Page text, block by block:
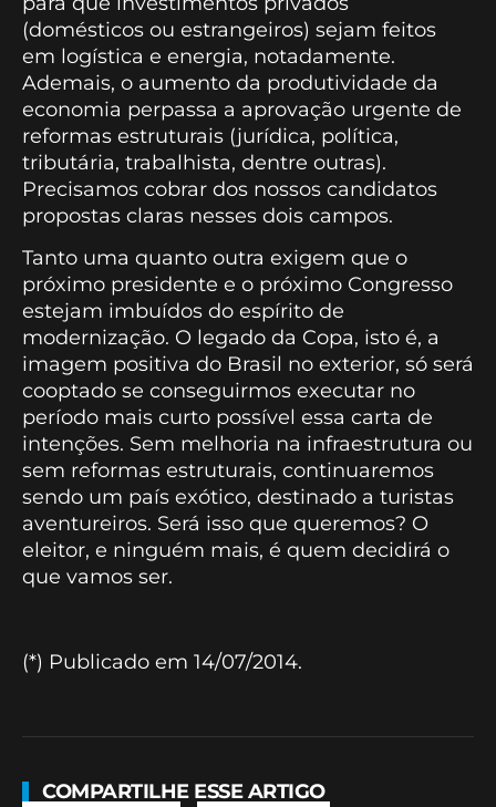
(domésticos ou estrangeiros) sejam feitos
em logística e energia, notadamente.
Ademais, o aumento da produtividade da
economia perpassa a aprovação urgente de
reformas estruturais (jurídica, política,
tributária, trabalhista, dentre outras).
Precisamos cobrar dos nossos candidatos
propostas claras nesses dois campos.
Tanto uma quanto outra exigem que o
próximo presidente e o próximo Congresso
estejam imbuídos do espírito de
modernização. O legado da Copa, isto é, a
imagem positiva do Brasil no exterior, só será
cooptado se conseguirmos executar no
período mais curto possível essa carta de
intenções. Sem melhoria na infraestrutura ou
sem reformas estruturais, continuaremos
sendo um país exótico, destinado a turistas
aventureiros. Será isso que queremos? O
eleitor, e ninguém mais, é quem decidirá o
que vamos ser.
(*) Publicado em 14/07/2014.
COMPARTILHE ESSE ARTIGO